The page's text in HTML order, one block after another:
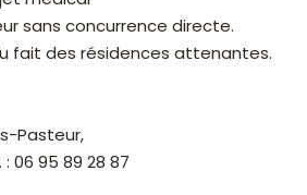
sans concurrence directe.
fait des résidences attenantes.
Pasteur,
06 95 89 28 87